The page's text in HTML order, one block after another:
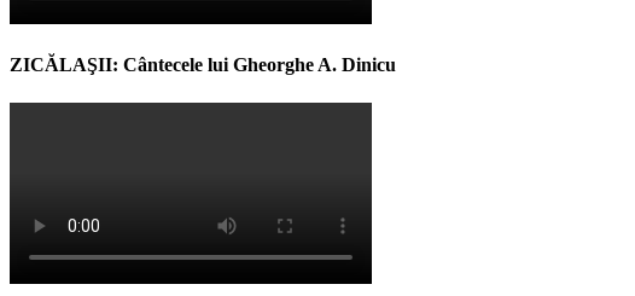
ZICĂLAŞII: Cântecele lui Gheorghe A. Dinicu